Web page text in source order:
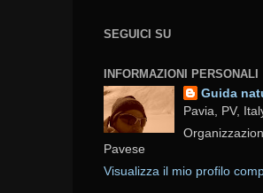
SEGUICI SU
INFORMAZIONI PERSONALI
Guida
Pavia, PV,
Pavese
Visualizza il mio profilo